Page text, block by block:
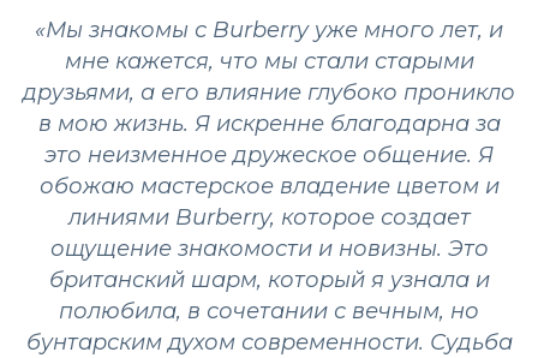
«Мы знакомы с Burberry уже много лет, и
мне кажется, что мы стали старыми
друзьями, а его влияние глубоко проникло
в мою жизнь. Я искренне благодарна за
это неизменное дружеское общение. Я
обожаю мастерское владение цветом и
линиями Burberry, которое создает
ощущение знакомости и новизны. Это
британский шарм, который я узнала и
полюбила, в сочетании с вечным, но
бунтарским духом современности. Судьба